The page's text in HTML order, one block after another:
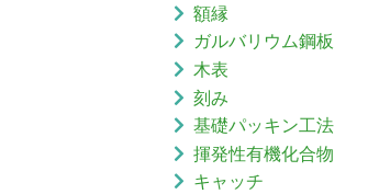
額縁
ガルバリウム鋼板
木表
刻み
基礎パッキン工法
揮発性有機化合物
キャッチ